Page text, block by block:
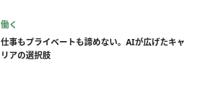
働く
仕事もプライベートも諦めない。AIが広げたキャ
リアの選択肢